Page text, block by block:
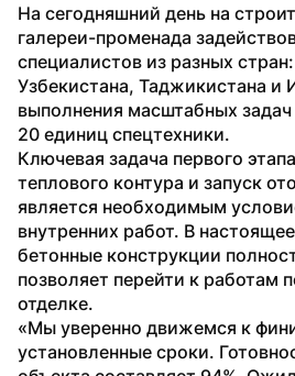
На сегодняшний день на
галереи-променада
специалистов из разных
Узбекистана, Таджикистана и
выполнения масштабных
20 единиц спецтехники.
Ключевая задача первого
теплового контура и запуск
является необходимым
внутренних работ. В
бетонные конструкции
позволяет перейти к работам
отделке.
«Мы уверенно движемся к
установленные сроки.